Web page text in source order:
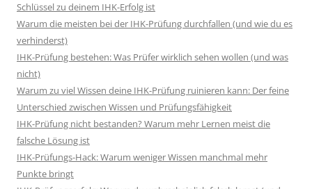
Schlüssel zu deinem IHK-Erfolg ist
Warum die meisten bei der IHK-Prüfung durchfallen (und wie du es
verhinderst)
IHK-Prüfung bestehen: Was Prüfer wirklich sehen wollen (und was
nicht)
Warum zu viel Wissen deine IHK-Prüfung ruinieren kann: Der feine
Unterschied zwischen Wissen und Prüfungsfähigkeit
IHK-Prüfung nicht bestanden? Warum mehr Lernen meist die
falsche Lösung ist
IHK-Prüfungs-Hack: Warum weniger Wissen manchmal mehr
Punkte bringt